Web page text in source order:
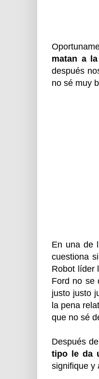
matan a
después
no sé muy
En una de
cuestiona
Robot líder
Ford no se
justo justo
la pena
que no sé
Después
tipo le da
signifique y